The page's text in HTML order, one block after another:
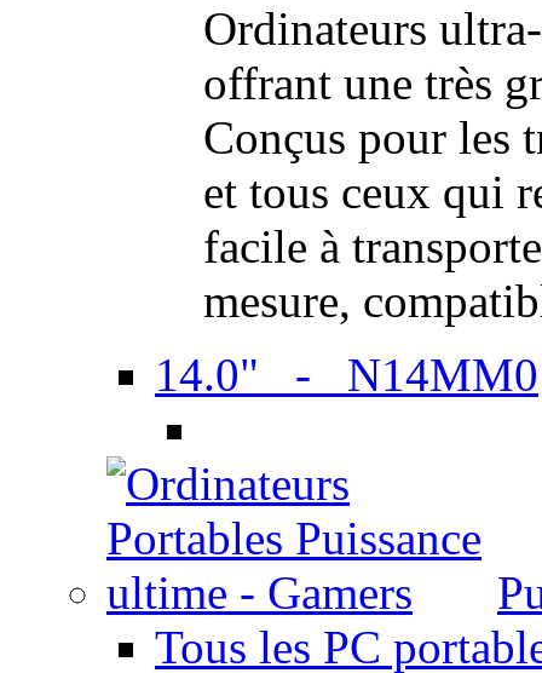
Ordinateurs
offrant une très
Conçus pour les
et tous ceux qui
facile à
mesure,
14.0" - N14MM0
Tous les PC